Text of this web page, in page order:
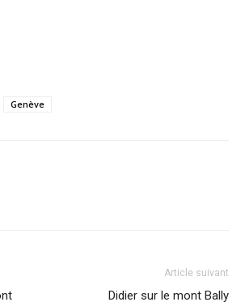
Genève
Article suivant
Didier sur le mont Bally